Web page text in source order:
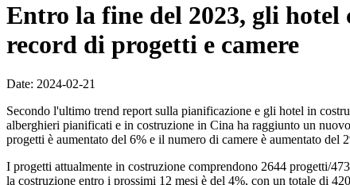
Entro la fine del 2023, gli
record di progetti e camere
Date: 2024-02-21
Secondo l'ultimo trend report sulla pianificazione e gli hotel in
alberghieri pianificati e in costruzione in Cina ha raggiunto un
progetti è aumentato del 6% e il numero di camere è aumentato
I progetti attualmente in costruzione comprendono 2644 progetti/
la costruzione entro i prossimi 12 mesi è del 4%, con un totale di